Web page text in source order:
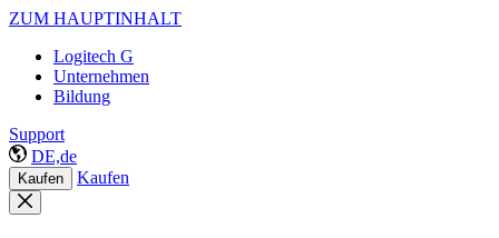
ZUM HAUPTINHALT
Logitech G
Unternehmen
Bildung
Support
DE,de
Kaufen Kaufen